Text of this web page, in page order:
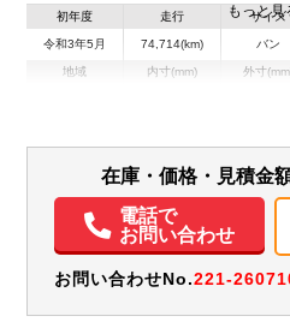
初年度
令和3年5月
走行
74,714(km)
サイズ
バン
地域 内寸(mm) 外寸
エアコン パワステ パワーウィンドウ
カーナビ
TV ETC
もっと見
在庫・価格・見積金
電話で
お問い合わせ
お問い合わせNo.221-